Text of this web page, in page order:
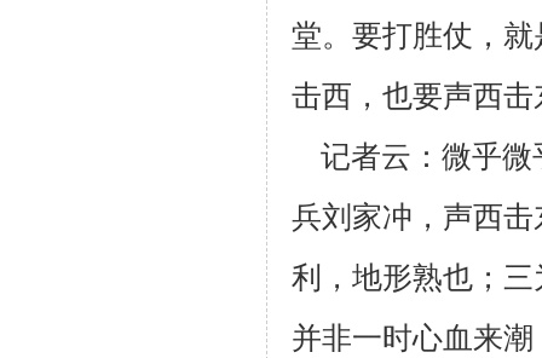
堂。要打胜仗，
击西，也要声西击
记者云：微乎微
兵刘家冲，声西
利，地形熟也；
并非一时心血来